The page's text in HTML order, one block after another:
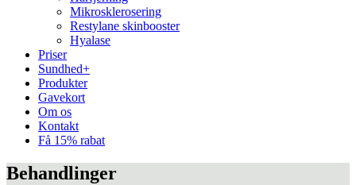
Mikrosklerosering
Restylane skinbooster
Hyalase
Priser
Sundhed+
Produkter
Gavekort
Om os
Kontakt
Få 15% rabat
Behandlinger